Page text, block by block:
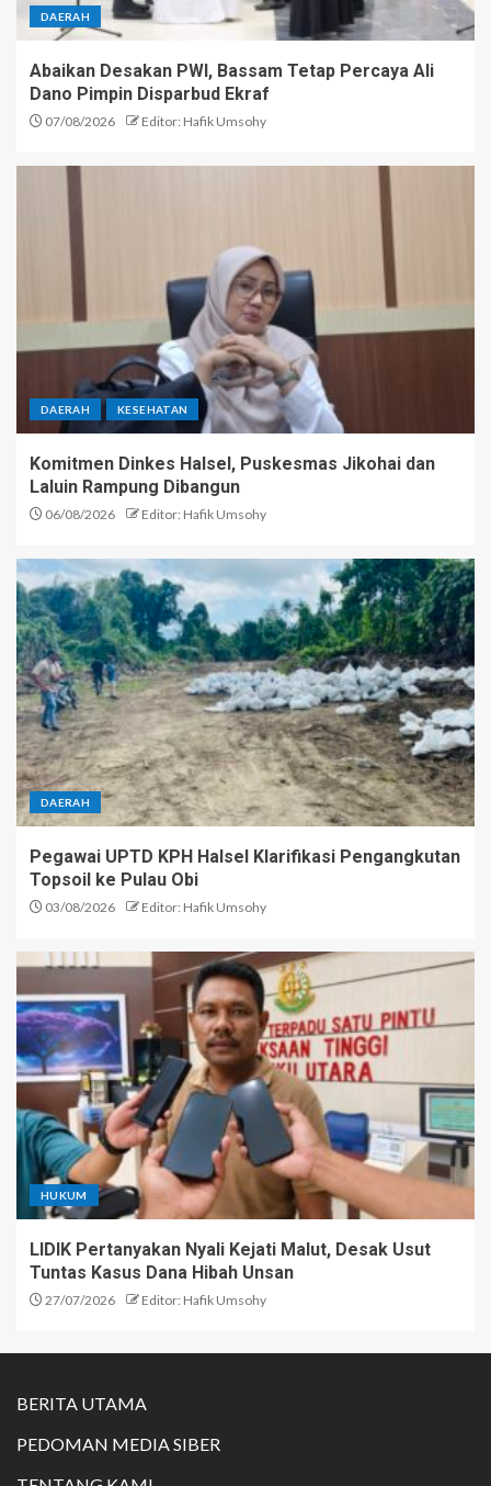
DAERAH
Abaikan Desakan PWI, Bassam Tetap Percaya Ali
Dano Pimpin Disparbud Ekraf
07/08/2026 Editor: Hafik Umsohy
DAERAH KESEHATAN
Komitmen Dinkes Halsel, Puskesmas Jikohai dan
Laluin Rampung Dibangun
06/08/2026 Editor: Hafik Umsohy
DAERAH
Pegawai UPTD KPH Halsel Klarifikasi Pengangkutan
Topsoil ke Pulau Obi
03/08/2026 Editor: Hafik Umsohy
HUKUM
LIDIK Pertanyakan Nyali Kejati Malut, Desak Usut
Tuntas Kasus Dana Hibah Unsan
27/07/2026 Editor: Hafik Umsohy
BERITA UTAMA
PEDOMAN MEDIA SIBER